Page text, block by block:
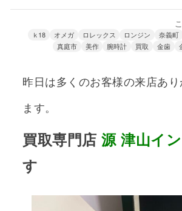
ｋ18 オメガ ロレックス ロンジン 奈義町
真庭市
美作 腕時計 買取 金歯
昨日は多くのお客様の来店あ
ます。
買取専門店 源 津山イ
す